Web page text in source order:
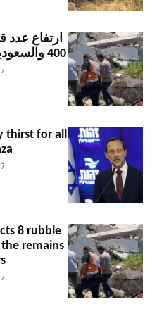
ارتفاع عدد
400 والسعودية ترفض استقبال الجرحى
7 أغسطس، 2026
thirst for all
7 أغسطس، 2026
8 rubble
remains
7 أغسطس، 2026